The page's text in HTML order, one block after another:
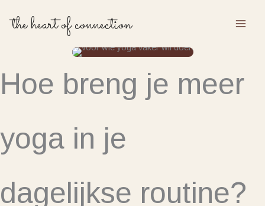
naarthe heart of connection
Hoe breng je meer
yoga in je
dagelijkse routine?